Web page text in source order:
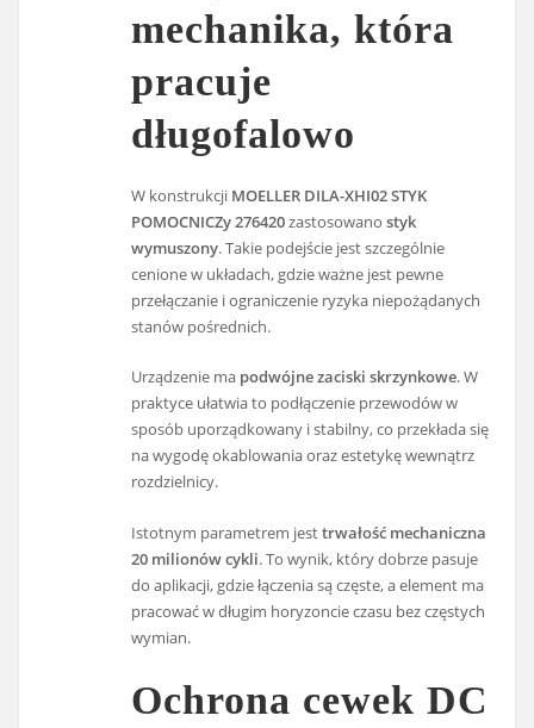
mechanika, która
pracuje
długofalowo
W konstrukcji MOELLER DILA-XHI02 STYK
POMOCNICZy 276420zastosowanostyk
wymuszony. Takie podejście jest szczególnie
cenione w układach, gdzie ważne jest pewne
przełączanie i ograniczenie ryzyka niepożądanych
stanów pośrednich.
Urządzenie ma podwójne zaciski skrzynkowe. W
praktyce ułatwia to podłączenie przewodów w
sposób uporządkowany i stabilny, co przekłada się
na wygodę okablowania oraz estetykę wewnątrz
rozdzielnicy.
Istotnym parametrem jesttrwałość mechaniczna
20 milionów cykli. To wynik, który dobrze pasuje
do aplikacji, gdzie łączenia są częste, a element ma
pracować w długim horyzoncie czasu bez częstych
wymian.
Ochrona cewek DC